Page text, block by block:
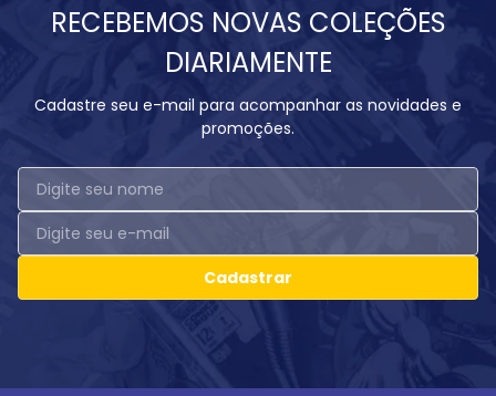
RECEBEMOS NOVAS COLEÇÕES
DIARIAMENTE
Cadastre seu e-mail para acompanhar as novidades e
promoções.
Cadastrar